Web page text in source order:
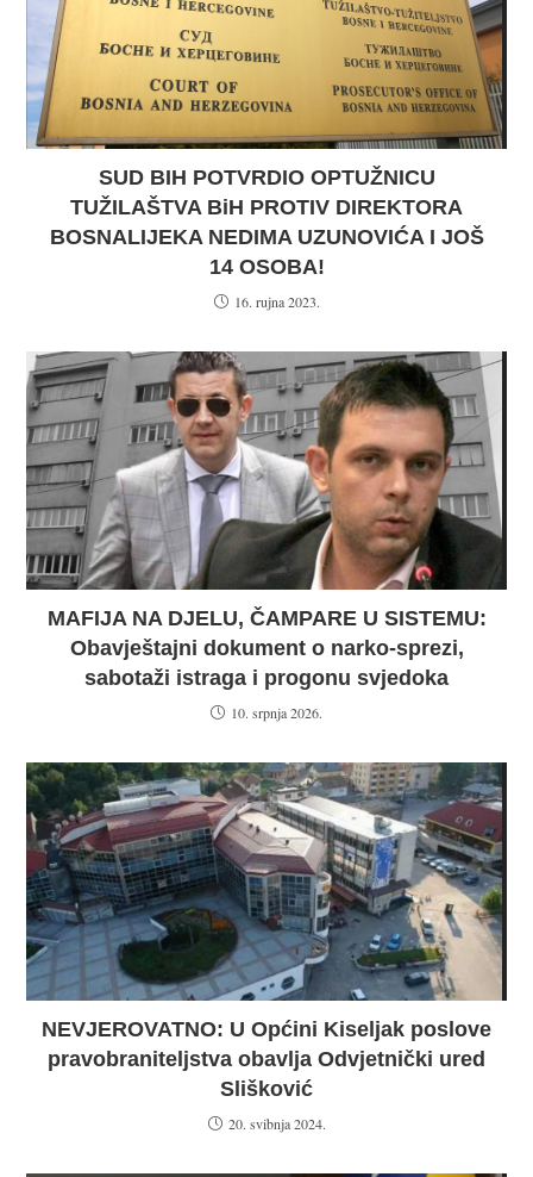
SUD BIH POTVRDIO OPTUŽNICU
TUŽILAŠTVA BiH PROTIV DIREKTORA
BOSNALIJEKA NEDIMA UZUNOVIĆA I JOŠ
14 OSOBA!
16. rujna 2023.
MAFIJA NA DJELU, ČAMPARE U SISTEMU:
Obavještajni dokument o narko-sprezi,
sabotaži istraga i progonu svjedoka
10. srpnja 2026.
NEVJEROVATNO: U Općini Kiseljak poslove
pravobraniteljstva obavlja Odvjetnički ured
Slišković
20. svibnja 2024.